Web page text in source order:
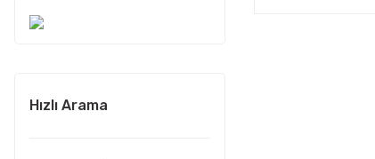
Hızlı Arama